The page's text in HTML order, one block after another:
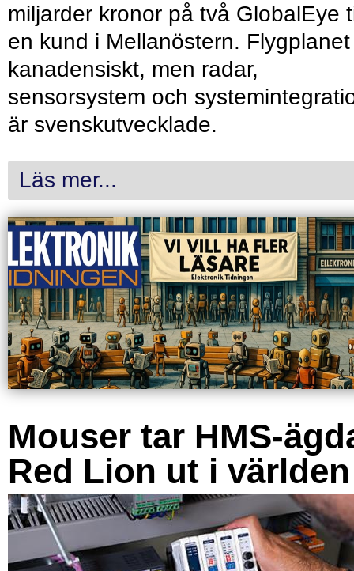
miljarder kronor på två GlobalEye
en kund i Mellanöstern.
kanadensiskt, men radar,
sensorsystem och
är svenskutvecklade.
Läs mer...
Mouser tar HMS-
Red Lion ut i världen